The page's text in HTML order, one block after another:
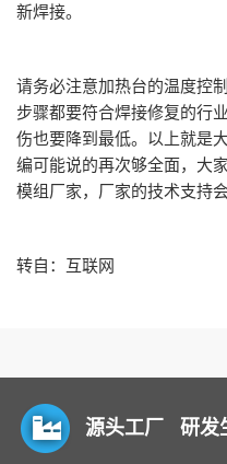
新焊接。
请务必注意加热台的温度控
步骤都要符合焊接修复的行
伤也要降到最低。以上就是
编可能说的再次够全面，大
模组厂家，厂家的技术支持
转自：互联网
源头工厂 研发